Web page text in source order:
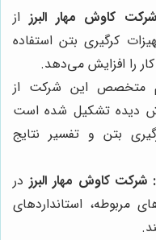
شرکت کاوش مهار البرز از
کرگیری بتن استفاده
را افزایش می‌دهد.
متخصص این شرکت از
دیده تشکیل شده است
بتن و تفسیر نتایج
شرکت کاوش مهار البرز در
مربوطه، استانداردهای